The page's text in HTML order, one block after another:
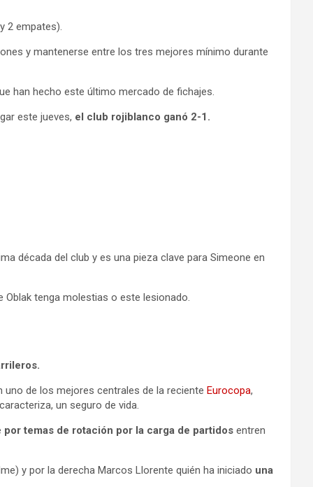
2 empates).
y mantenerse entre los tres mejores mínimo durante
han hecho este último mercado de fichajes.
este jueves, el club rojiblanco ganó 2-1.
década del club y es una pieza clave para Simeone en
tenga molestias o este lesionado.
de los mejores centrales de la reciente Eurocopa,
un seguro de vida.
por temas de rotación por la carga de partidos entren
y por la derecha Marcos Llorente quién ha iniciado una